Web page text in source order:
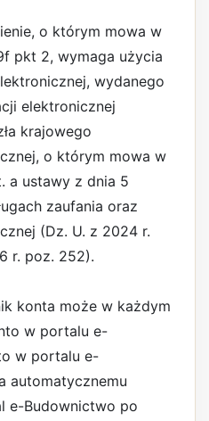
o którym mowa w
pkt 2, wymaga użycia
wydanego
elektronicznej
krajowego
o którym mowa w
a ustawy z dnia 5
zaufania oraz
(Dz. U. z 2024 r.
r. poz. 252).
konta może w każdym
w portalu e-
w portalu e-
automatycznemu
e-Budownictwo po